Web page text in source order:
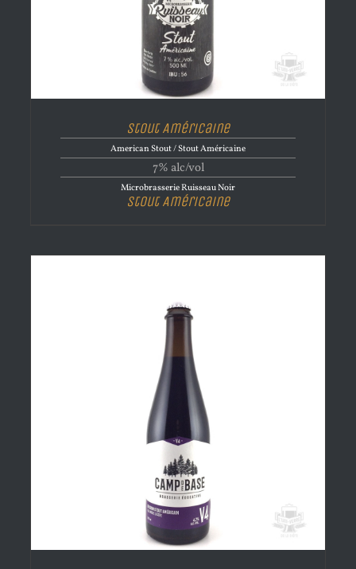
Stout Américaine
American Stout / Stout Américaine
7% alc/vol
Microbrasserie Ruisseau Noir
Stout Américaine